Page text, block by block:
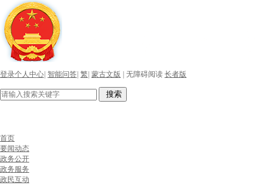
登录个人中心 智能问答 繁 蒙古文版 无障碍阅读 长者版
搜索
首页
要闻动态
政务公开
政务服务
政民互动